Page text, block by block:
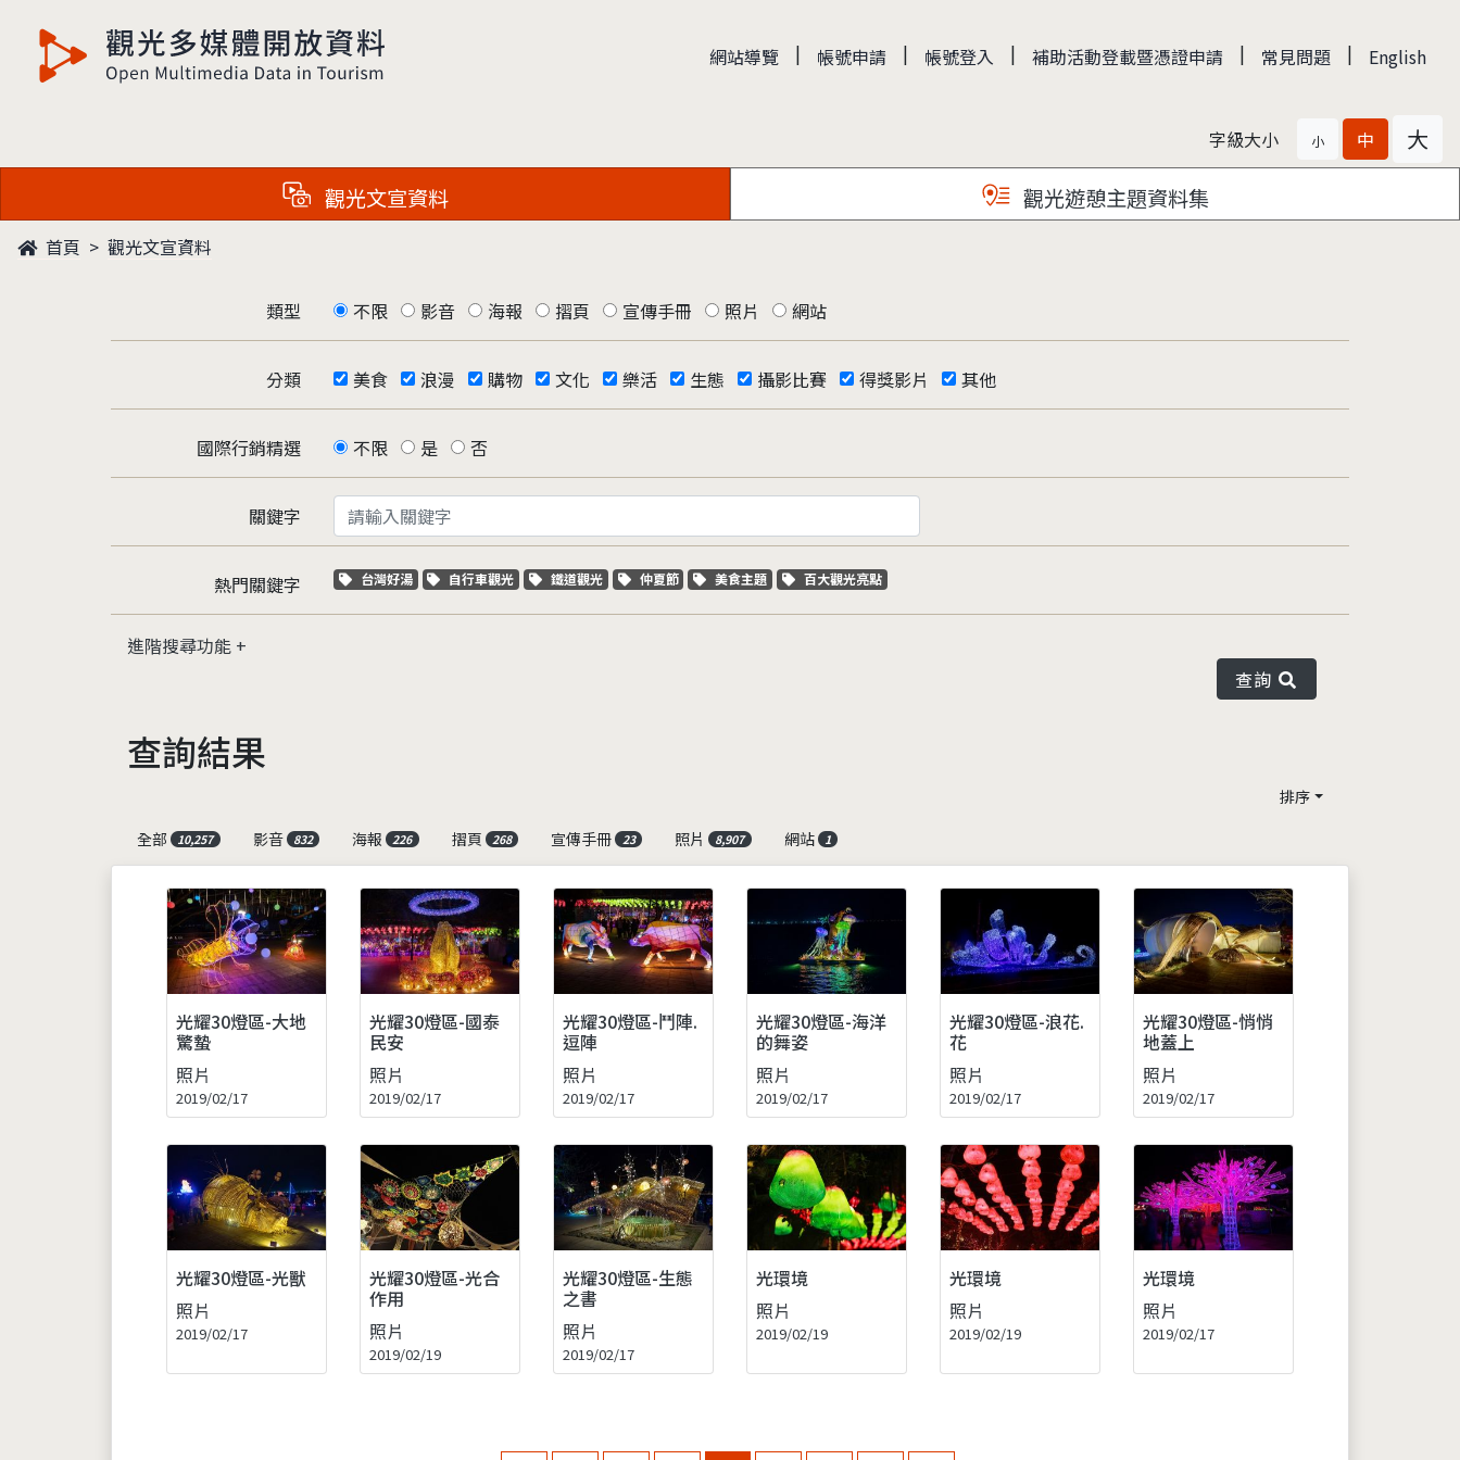
觀光多媒體開放資料 網站導覽 | 帳號申請 | 帳號登入 | 補助活動登載暨憑證申請 | 常見問題 | English
字級大小 小 中 大
觀光文宣資料 觀光遊憩主題資料集
首頁 觀光文宣資料
類型 不限 影音 海報 摺頁 宣傳手冊 照片 網站
分類 美食 浪漫 購物 文化 樂活 生態 攝影比賽 得獎影片 其他
國際行銷精選 不限 是 否
關鍵字
熱門關鍵字 關鍵字標籤
台灣好湯 關鍵字標籤
自行車觀光 關鍵字標籤
鐵道觀光 關鍵字標籤
仲夏節 關鍵字標籤
美食主題 關鍵字標籤
百大觀光亮點
進階搜尋功能
查詢
查詢結果
排序
全部
10,257 影音 832 海報 226 摺頁 268 宣傳手冊 23 照片 8,907 網站 1
光耀30燈區-大地
驚蟄
照片
2019/02/17
光耀30燈區-國泰
民安
照片
2019/02/17
光耀30燈區-鬥陣.
逗陣
照片
2019/02/17
光耀30燈區-海洋
的舞姿
照片
2019/02/17
光耀30燈區-浪花.
花
照片
2019/02/17
光耀30燈區-悄悄
地蓋上
照片
2019/02/17
光耀30燈區-光獸
照片
2019/02/17
光耀30燈區-光合
作用
照片
2019/02/19
光耀30燈區-生態
之書
照片
2019/02/17
光環境
照片
2019/02/19
光環境
照片
2019/02/19
光環境
照片
2019/02/17